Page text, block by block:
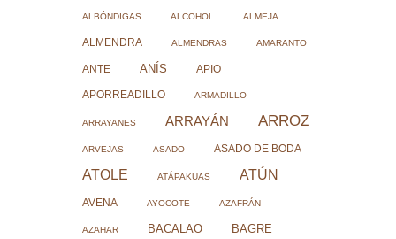
ALBÓNDIGAS ALCOHOL ALMEJA
ALMENDRA ALMENDRAS AMARANTO
ANTE ANÍS APIO
APORREADILLO ARMADILLO
ARRAYANES ARRAYÁN ARROZ
ARVEJAS ASADO ASADO DE BODA
ATOLE ATÁPAKUAS ATÚN
AVENA AYOCOTE AZAFRÁN
AZAHAR BACALAO BAGRE